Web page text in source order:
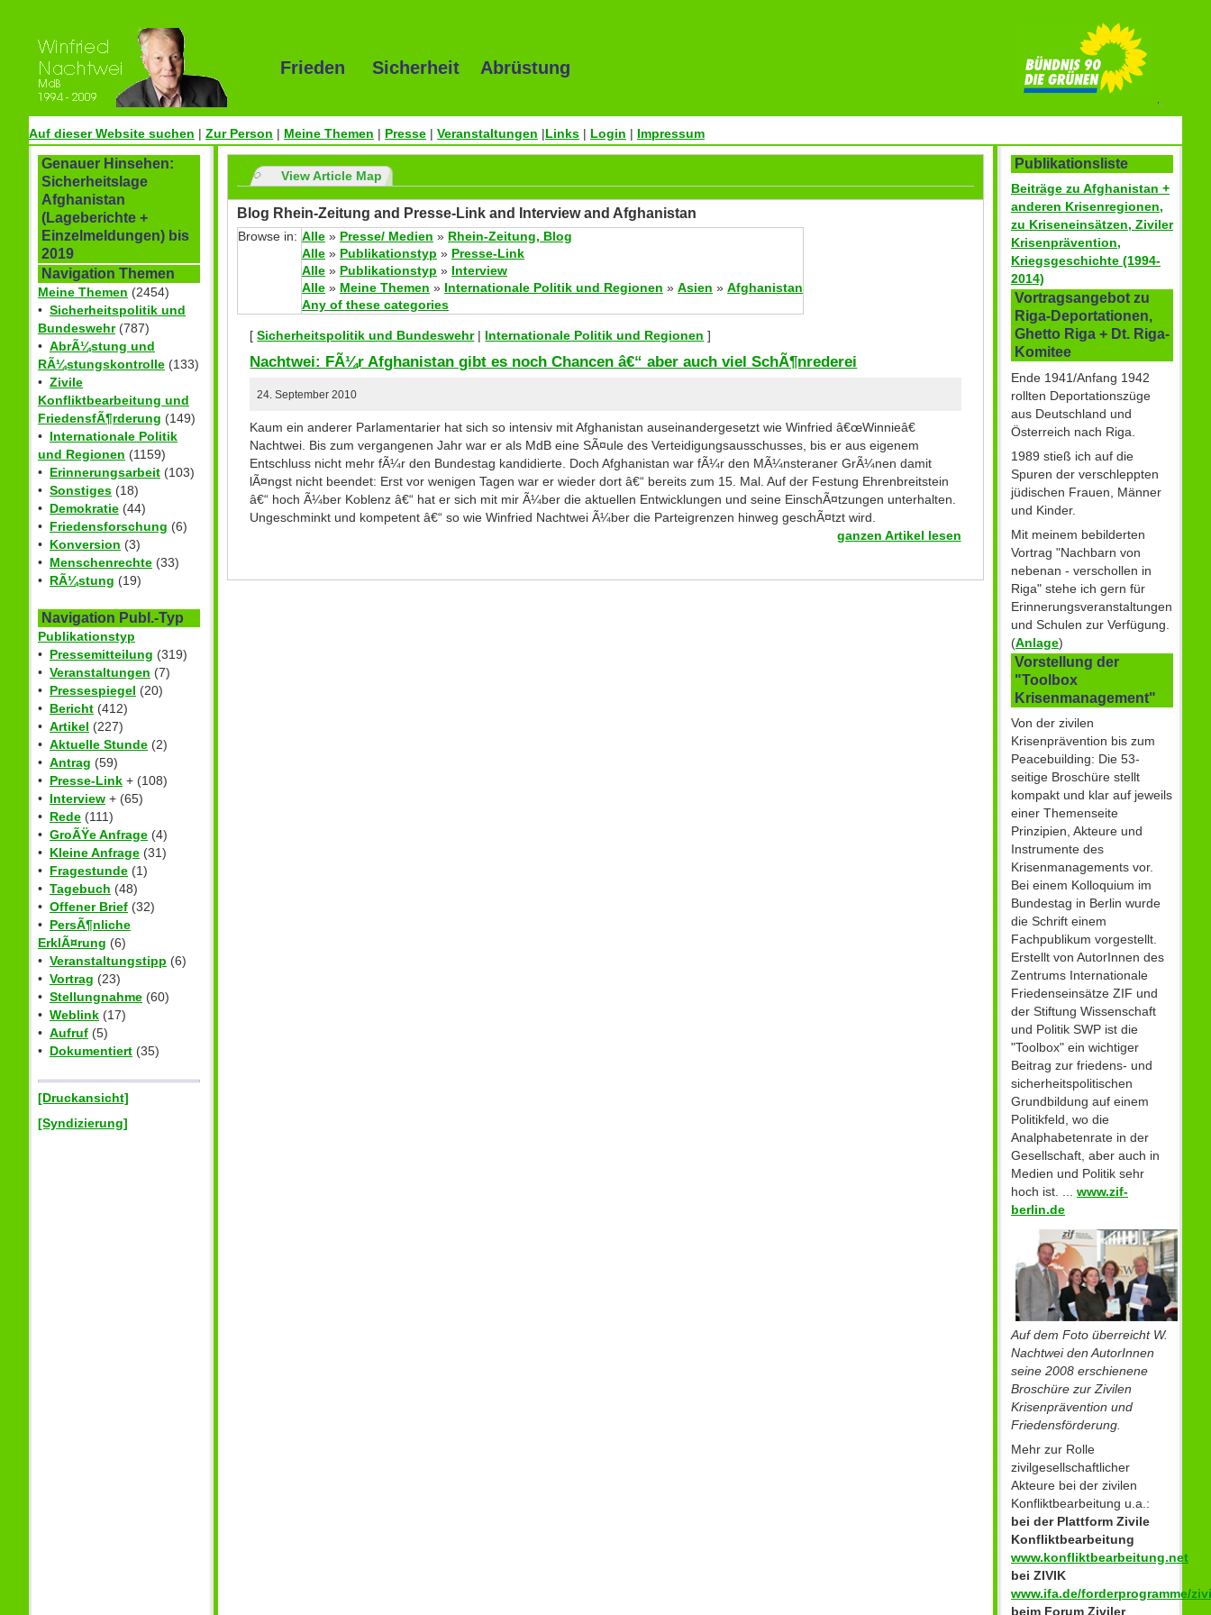
Frieden Sicherheit Abrüstung
Auf dieser Website suchen | Zur Person | Meine Themen | Presse | Veranstaltungen |Links | Login | Impressum
Genauer Hinsehen:
Sicherheitslage
Afghanistan
(Lageberichte +
Einzelmeldungen) bis
2019
Navigation Themen
Meine Themen (2454)
• Sicherheitspolitik und
Bundeswehr(787)
• AbrÃ¼stung und
RÃ¼stungskontrolle (133)
• Zivile
Konfliktbearbeitung und
FriedensfÃ¶rderung (149)
• Internationale Politik
und Regionen (1159)
• Erinnerungsarbeit (103)
• Sonstiges (18)
• Demokratie (44)
• Friedensforschung (6)
• Konversion (3)
• Menschenrechte (33)
• RÃ¼stung (19)
Navigation Publ.-Typ
Publikationstyp
• Pressemitteilung (319)
• Veranstaltungen (7)
• Pressespiegel (20)
• Bericht (412)
• Artikel (227)
• Aktuelle Stunde (2)
• Antrag (59)
• Presse-Link + (108)
• Interview + (65)
• Rede (111)
• GroÃŸe Anfrage (4)
• Kleine Anfrage (31)
• Fragestunde (1)
• Tagebuch (48)
• Offener Brief (32)
• PersÃ¶nliche
ErklÃ¤rung (6)
• Veranstaltungstipp (6)
• Vortrag (23)
• Stellungnahme (60)
• Weblink (17)
• Aufruf (5)
• Dokumentiert (35)
[Druckansicht]
[Syndizierung]
View Article Map
Blog Rhein-Zeitung and Presse-Link and Interview and Afghanistan
Browse in: Alle » Presse/ Medien » Rhein-Zeitung, Blog
Alle » Publikationstyp » Presse-Link
Alle » Publikationstyp » Interview
Alle » Meine Themen » Internationale Politik und Regionen » Asien » Afghanistan
Any of these categories
[Sicherheitspolitik und Bundeswehr| Internationale Politik und Regionen ]
Nachtwei: FÃ¼r Afghanistan gibt es noch Chancen â€“ aber auch viel SchÃ¶nrederei
24. September 2010
Kaum ein anderer Parlamentarier hat sich so intensiv mit Afghanistan auseinandergesetzt wie Winfried â€œWinnieâ€
Nachtwei. Bis zum vergangenen Jahr war er als MdB eine SÃ¤ule des Verteidigungsausschusses, bis er aus eigenem
Entschluss nicht mehr fÃ¼r den Bundestag kandidierte. Doch Afghanistan war fÃ¼r den MÃ¼nsteraner GrÃ¼nen damit
lÃ¤ngst nicht beendet: Erst vor wenigen Tagen war er wieder dort â€“ bereits zum 15. Mal. Auf der Festung Ehrenbreitstein
â€“ hoch Ã¼ber Koblenz â€“ hat er sich mit mir Ã¼ber die aktuellen Entwicklungen und seine EinschÃ¤tzungen unterhalten.
Ungeschminkt und kompetent â€“ so wie Winfried Nachtwei Ã¼ber die Parteigrenzen hinweg geschÃ¤tzt wird.
ganzen Artikel lesen
Publikationsliste
Beiträge zu Afghanistan +
anderen Krisenregionen,
zu Kriseneinsätzen, Ziviler
Krisenprävention,
Kriegsgeschichte (1994-
2014)
Vortragsangebot zu
Riga-Deportationen,
Ghetto Riga + Dt. Riga-
Komitee
Ende 1941/Anfang 1942
rollten Deportationszüge
aus Deutschland und
Österreich nach Riga.
1989 stieß ich auf die
Spuren der verschleppten
jüdischen Frauen, Männer
und Kinder.
Mit meinem bebilderten
Vortrag "Nachbarn von
nebenan - verschollen in
Riga" stehe ich gern für
Erinnerungsveranstaltungen
und Schulen zur Verfügung.
(Anlage)
Vorstellung der
"Toolbox
Krisenmanagement"
Von der zivilen
Krisenprävention bis zum
Peacebuilding: Die 53-
seitige Broschüre stellt
kompakt und klar auf jeweils
einer Themenseite
Prinzipien, Akteure und
Instrumente des
Krisenmanagements vor.
Bei einem Kolloquium im
Bundestag in Berlin wurde
die Schrift einem
Fachpublikum vorgestellt.
Erstellt von AutorInnen des
Zentrums Internationale
Friedenseinsätze ZIF und
der Stiftung Wissenschaft
und Politik SWP ist die
"Toolbox" ein wichtiger
Beitrag zur friedens- und
sicherheitspolitischen
Grundbildung auf einem
Politikfeld, wo die
Analphabetenrate in der
Gesellschaft, aber auch in
Medien und Politik sehr
hoch ist. ... www.zif-
berlin.de
Auf dem Foto überreicht W.
Nachtwei den AutorInnen
seine 2008 erschienene
Broschüre zur Zivilen
Krisenprävention und
Friedensförderung.
Mehr zur Rolle
zivilgesellschaftlicher
Akteure bei der zivilen
Konfliktbearbeitung u.a.:
bei der Plattform Zivile
Konfliktbearbeitung
www.konfliktbearbeitung.net
bei ZIVIK
www.ifa.de/forderprogramme/
beim Forum Ziviler